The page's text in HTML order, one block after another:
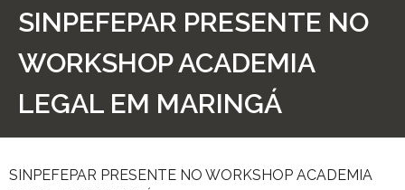
Home
Institucional
Atos Presidência
Convenções
Associe-se
SINPEFEPAR PRESENTE NO
WORKSHOP ACADEMIA
LEGAL EM MARINGÁ
SINPEFEPAR PRESENTE NO WORKSHOP ACADEMIA